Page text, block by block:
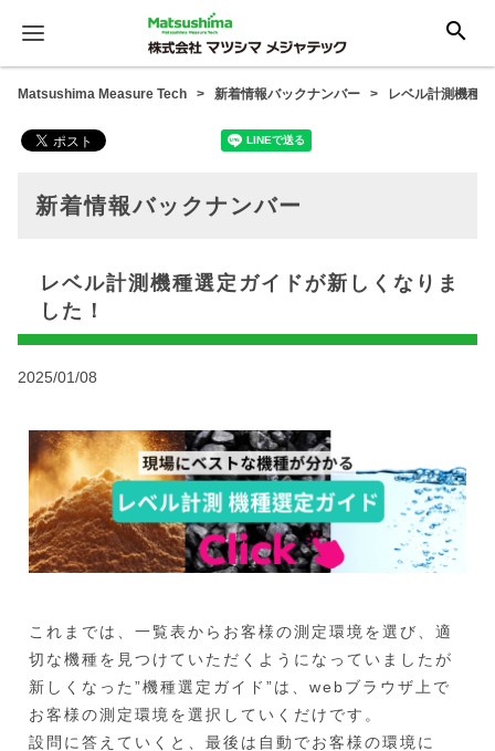
search
Matsushima Measure Tech 新着情報バックナンバー レベル計測機種
新着情報バックナンバー
レベル計測機種選定ガイドが新しくなりま
した！
2025/01/08
これまでは、一覧表からお客様の測定環境を選び、適
切な機種を見つけていただくようになっていましたが
新しくなった”機種選定ガイド”は、webブラウザ上で
お客様の測定環境を選択していくだけです。
設問に答えていくと、最後は自動でお客様の環境に